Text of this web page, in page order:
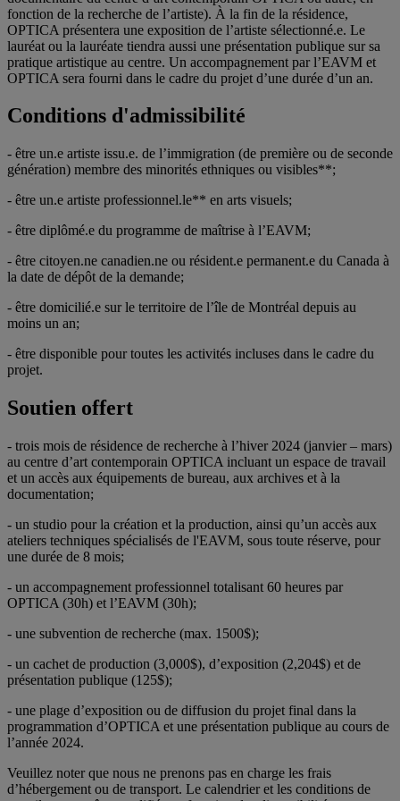
fonction de la recherche de l’artiste). À la fin de la résidence,
OPTICA présentera une exposition de l’artiste sélectionné.e. Le
lauréat ou la lauréate tiendra aussi une présentation publique sur sa
pratique artistique au centre. Un accompagnement par l’EAVM et
OPTICA sera fourni dans le cadre du projet d’une durée d’un an.
Conditions d'admissibilité
- être un.e artiste issu.e. de l’immigration (de première ou de seconde
génération) membre des minorités ethniques ou visibles**;
- être un.e artiste professionnel.le** en arts visuels;
- être diplômé.e du programme de maîtrise à l’EAVM;
- être citoyen.ne canadien.ne ou résident.e permanent.e du Canada à
la date de dépôt de la demande;
- être domicilié.e sur le territoire de l’île de Montréal depuis au
moins un an;
- être disponible pour toutes les activités incluses dans le cadre du
projet.
Soutien offert
- trois mois de résidence de recherche à l’hiver 2024 (janvier – mars)
au centre d’art contemporain OPTICA incluant un espace de travail
et un accès aux équipements de bureau, aux archives et à la
documentation;
- un studio pour la création et la production, ainsi qu’un accès aux
ateliers techniques spécialisés de l'EAVM, sous toute réserve, pour
une durée de 8 mois;
- un accompagnement professionnel totalisant 60 heures par
OPTICA (30h) et l’EAVM (30h);
- une subvention de recherche (max. 1500$);
- un cachet de production (3,000$), d’exposition (2,204$) et de
présentation publique (125$);
- une plage d’exposition ou de diffusion du projet final dans la
programmation d’OPTICA et une présentation publique au cours de
l’année 2024.
Veuillez noter que nous ne prenons pas en charge les frais
d’hébergement ou de transport. Le calendrier et les conditions de